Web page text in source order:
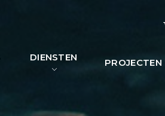
DIENSTEN PROJECTEN